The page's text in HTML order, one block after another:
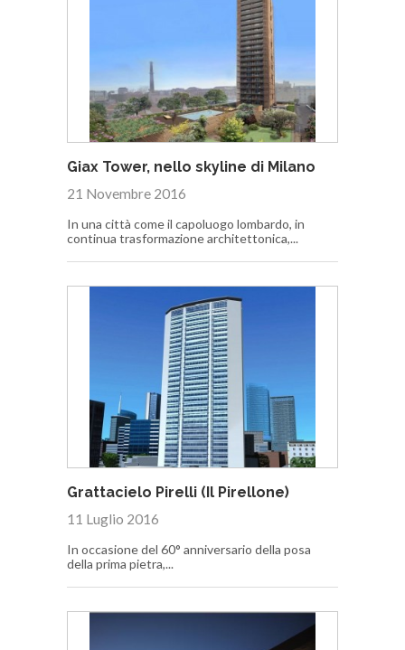
Giax Tower, nello skyline di Milano
21 Novembre 2016
In una città come il capoluogo lombardo, in
continua trasformazione architettonica,...
Grattacielo Pirelli (Il Pirellone)
11 Luglio 2016
In occasione del 60° anniversario della posa
della prima pietra,...